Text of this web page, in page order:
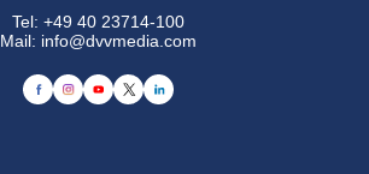
Tel:+49 40 23714-100
Mail: info@dvvmedia.com